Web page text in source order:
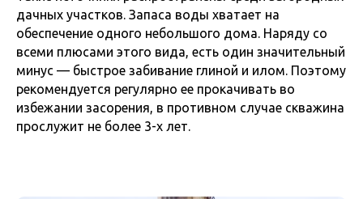
дачных участков. Запаса воды хватает на
обеспечение одного небольшого дома. Наряду со
всеми плюсами этого вида, есть один значительный
минус — быстрое забивание глиной и илом. Поэтому
рекомендуется регулярно ее прокачивать во
избежании засорения, в противном случае скважина
прослужит не более 3-х лет.